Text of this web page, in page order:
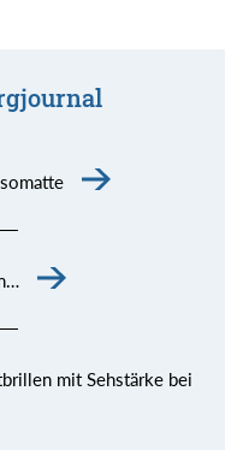
mit Sehstärke bei